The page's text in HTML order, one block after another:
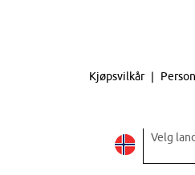
Kjøpsvilkår
Velg